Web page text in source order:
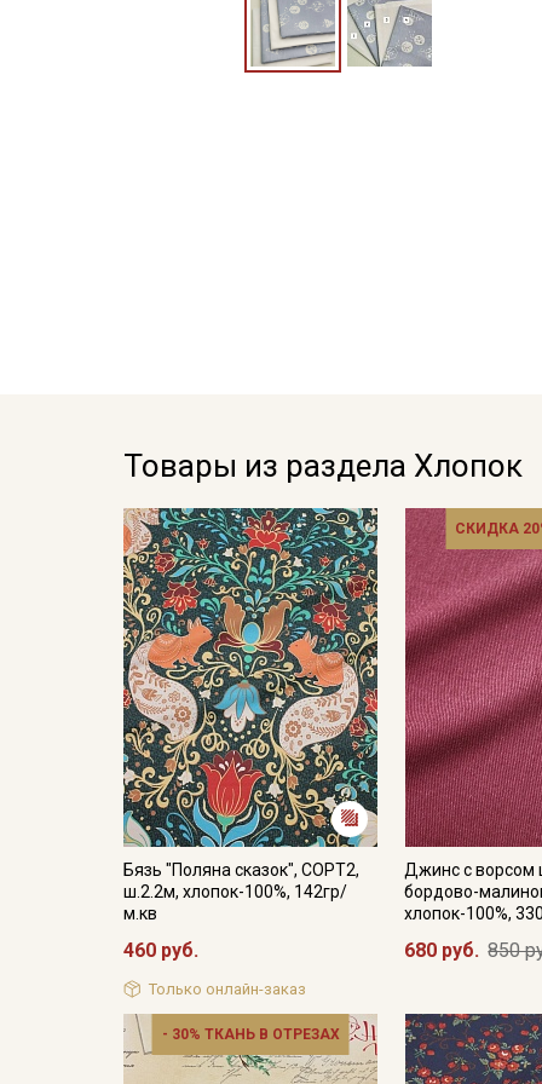
Товары из раздела Хлопок
Бязь "Поляна сказок", СОРТ2,
ш.2.2м, хлопок-100%, 142гр/
м.кв
460 руб.
Только онлайн-заказ
СКИДКА
Джинс с ворсом
бордово-
хлопок-100%,
680 руб. 850
- 30% ТКАНЬ В ОТРЕЗАХ